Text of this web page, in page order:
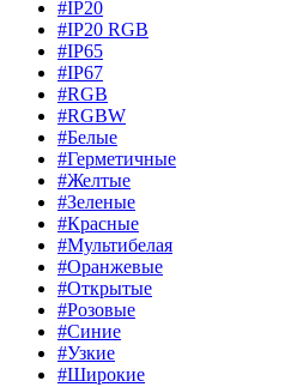
#IP20
#IP20 RGB
#IP65
#IP67
#RGB
#RGBW
#Белые
#Герметичные
#Желтые
#Зеленые
#Красные
#Мультибелая
#Оранжевые
#Открытые
#Розовые
#Синие
#Узкие
#Широкие